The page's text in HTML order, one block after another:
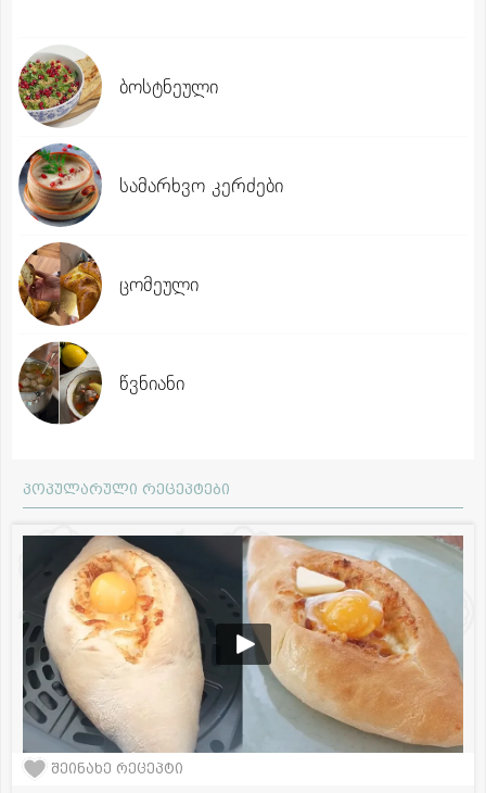
ბოსტნეული
სამარხვო კერძები
ცომეული
წვნიანი
პოპულარული რეცეპტები
შეინახე რეცეპტი